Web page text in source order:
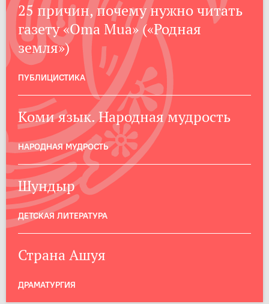
25 причин, почему нужно читать
газету «Oma Mua» («Родная
земля»)
ПУБЛИЦИСТИКА
Коми язык. Народная мудрость
НАРОДНАЯ МУДРОСТЬ
Шундыр
ДЕТСКАЯ ЛИТЕРАТУРА
Страна Ашуя
ДРАМАТУРГИЯ